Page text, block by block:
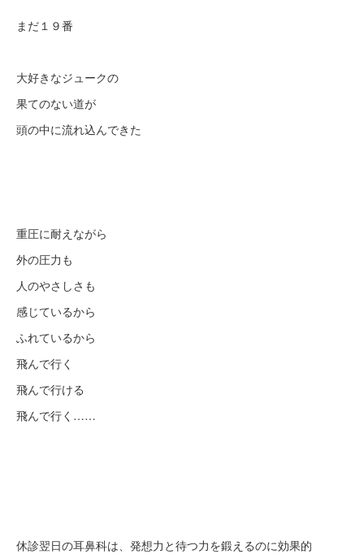
まだ１９番
大好きなジュークの
果てのない道が
頭の中に流れ込んできた
重圧に耐えながら
外の圧力も
人のやさしさも
感じているから
ふれているから
飛んで行く
飛んで行ける
飛んで行く……
休診翌日の耳鼻科は、発想力と待つ力を鍛えるのに効果的